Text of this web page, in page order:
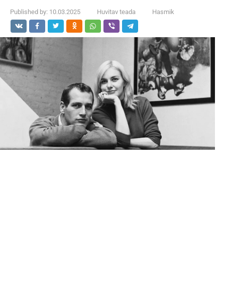
Published by: 10.03.2025 Huvitav teada Hasmik